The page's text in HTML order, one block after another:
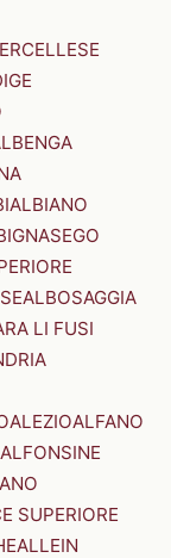
ALBIANO
ALBOSAGGIA
LI FUSI
ALEZIOALFANO
ALFONSINE
SUPERIORE
ALLEIN